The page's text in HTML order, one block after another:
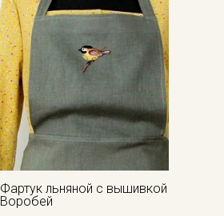
Фартук льняной с вышивкой
Воробей